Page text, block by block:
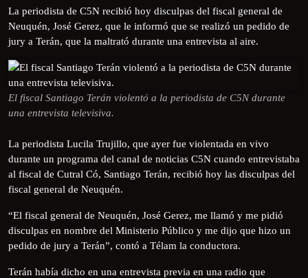
La periodista de C5N recibió hoy disculpas del fiscal general de
Neuquén, José Gerez, que le informó que se realizó un pedido de
jury a Terán, que la maltrató durante una entrevista al aire.
El fiscal Santiago Terán violentó a la periodista de C5N durante
una entrevista televisiva.
La periodista Lucila Trujillo, que ayer fue violentada en vivo
durante un programa del canal de noticias C5N cuando entrevistaba
al fiscal de Cutral Có, Santiago Terán, recibió hoy las disculpas del
fiscal general de Neuquén.
“El fiscal general de Neuquén, José Gerez, me llamó y me pidió
disculpas en nombre del Ministerio Público y me dijo que hizo un
pedido de jury a Terán”, contó a Télam la conductora.
Terán había dicho en una entrevista previa en una radio que